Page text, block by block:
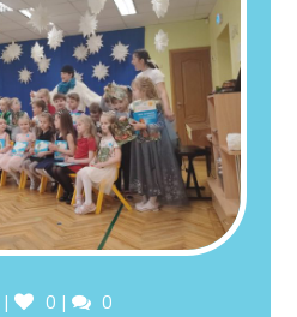
Likes
0 Comments
0